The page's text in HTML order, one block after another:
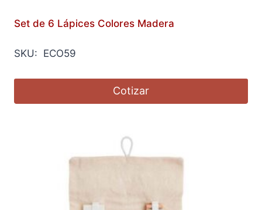
Set de 6 Lápices Colores Madera
SKU: ECO59
Cotizar